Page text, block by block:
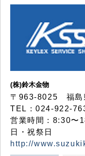
(株)鈴木金物
〒963-8025 福島
TEL：024-922-
営業時間：8:30〜
日・祝祭日
http://